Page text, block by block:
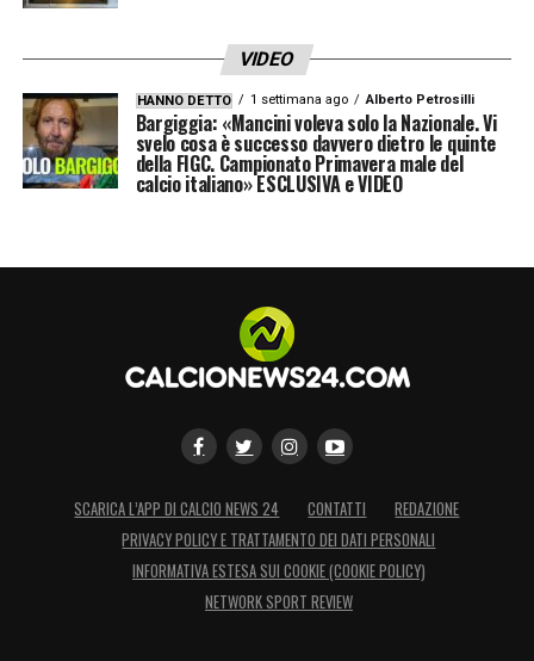
VIDEO
HANNO DETTO 1 settimana ago Alberto Petrosilli
Bargiggia: «Mancini voleva solo la Nazionale. Vi
svelo cosa è successo davvero dietro le quinte
della FIGC. Campionato Primavera male del
calcio italiano» ESCLUSIVA e VIDEO
SCARICA L’APP DI CALCIO NEWS 24 CONTATTI
REDAZIONE
PRIVACY POLICY E TRATTAMENTO DEI DATI PERSONALI
INFORMATIVA ESTESA SUI COOKIE (COOKIE POLICY)
NETWORK SPORT REVIEW